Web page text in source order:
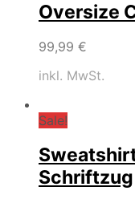
Oversize
99,99 €
inkl. MwSt.
Sale!
Schriftzug